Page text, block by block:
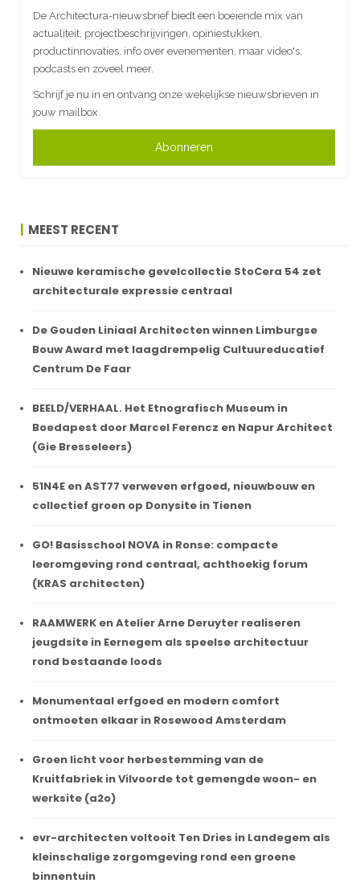
De Architectura-nieuwsbrief biedt een boeiende mix van
actualiteit, projectbeschrijvingen, opiniestukken,
productinnovaties, info over evenementen, maar video's,
podcasts en zoveel meer.
Schrijf je nu in en ontvang onze wekelijkse nieuwsbrieven in
jouw mailbox.
Abonneren
MEEST RECENT
Nieuwe keramische gevelcollectie StoCera 54 zet
architecturale expressie centraal
De Gouden Liniaal Architecten winnen Limburgse
Bouw Award met laagdrempelig Cultuureducatief
Centrum De Faar
BEELD/VERHAAL. Het Etnografisch Museum in
Boedapest door Marcel Ferencz en Napur Architect
(Gie Bresseleers)
51N4E en AST77 verweven erfgoed, nieuwbouw en
collectief groen op Donysite in Tienen
GO! Basisschool NOVA in Ronse: compacte
leeromgeving rond centraal, achthoekig forum
(KRAS architecten)
RAAMWERK en Atelier Arne Deruyter realiseren
jeugdsite in Eernegem als speelse architectuur
rond bestaande loods
Monumentaal erfgoed en modern comfort
ontmoeten elkaar in Rosewood Amsterdam
Groen licht voor herbestemming van de
Kruitfabriek in Vilvoorde tot gemengde woon- en
werksite (a2o)
evr-architecten voltooit Ten Dries in Landegem als
kleinschalige zorgomgeving rond een groene
binnentuin